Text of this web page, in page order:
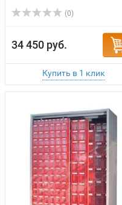
(0)
34 450 руб.